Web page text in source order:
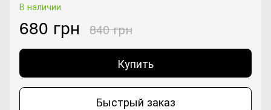
В наличии
680 грн 840 грн
Купить
Быстрый заказ